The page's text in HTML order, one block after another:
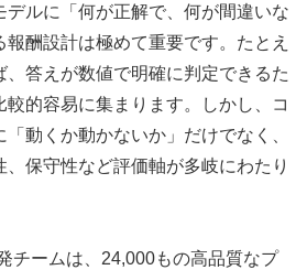
デルに「何が正解で、何が間違いな
酬設計は極めて重要です。たとえ
、答えが数値で明確に判定できるた
的容易に集まります。しかし、コ
動くか動かないか」だけでなく、
保守性など評価軸が多岐にわたり
チームは、24,000もの高品質なプ